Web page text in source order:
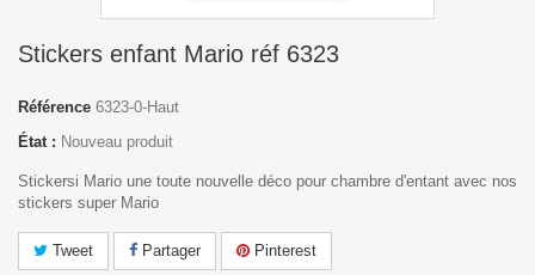
Stickers enfant Mario réf 6323
Référence 6323-0-Haut
État : Nouveau produit
Stickersi Mario une toute nouvelle déco pour chambre d'entant avec nos
stickers super Mario
Tweet Partager Pinterest